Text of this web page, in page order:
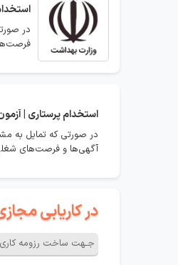
در
استخدامپرستاری |
در صورتی که تمایل به
آگهی‌ها و فرصت‌های
در کاریابی
جـهت ساخت رزومه کاری